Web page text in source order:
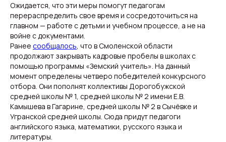
Ожидается, что эти меры помогут педагогам
перераспределить свое время и сосредоточиться на
главном — работе с детьми и учебном процессе, а не на
войне с документами.
Ранее сообщалось, что в Смоленской области
продолжают закрывать кадровые пробелы в школах с
помощью программы «Земский учитель». На данный
момент определены четверо победителей конкурсного
отбора. Они пополнят коллективы Дорогобужской
средней школы № 1, средней школы № 2 имени Е.В.
Камышева в Гагарине, средней школы № 2 в Сычёвке и
Угранской средней школы. Сюда придут педагоги
английского языка, математики, русского языка и
литературы.
Происшествия
Общество
Экономика
Жизнь
Политика
Смоленск
Россия
Мир
Окружные вести
Видеоблог
О нас
Эксклюзивы
Спецпроекты